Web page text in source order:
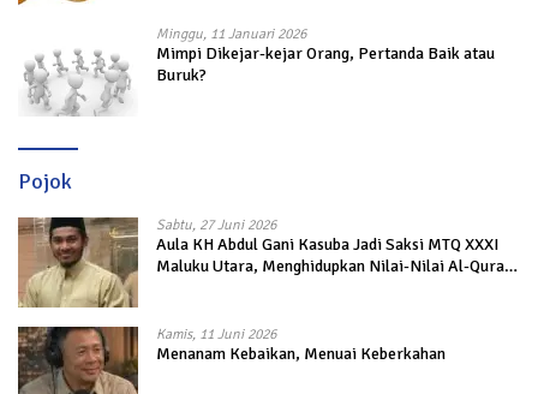
Minggu, 11 Januari 2026
Mimpi Dikejar-kejar Orang, Pertanda Baik atau
Buruk?
Pojok
Sabtu, 27 Juni 2026
Aula KH Abdul Gani Kasuba Jadi Saksi MTQ XXXI
Maluku Utara, Menghidupkan Nilai-Nilai Al-Quran
Kamis, 11 Juni 2026
Menanam Kebaikan, Menuai Keberkahan